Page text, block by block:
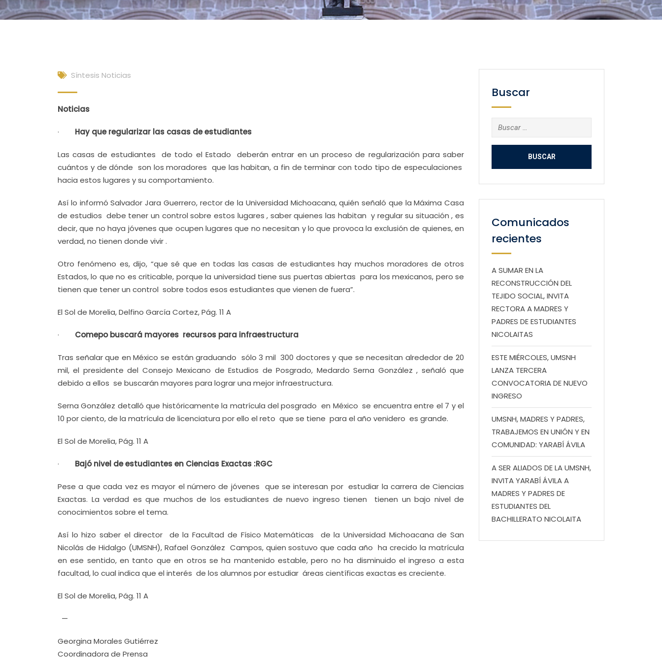
Síntesis Noticias
Noticias
· Hay que regularizar las casas de estudiantes
Las casas de estudiantes de todo el Estado deberán entrar en un proceso de regularización para saber
cuántos y de dónde son los moradores que las habitan, a fin de terminar con todo tipo de especulaciones
hacia estos lugares y su comportamiento.
Así lo informó Salvador Jara Guerrero, rector de la Universidad Michoacana, quién señaló que la Máxima Casa
de estudios debe tener un control sobre estos lugares , saber quienes las habitan y regular su situación , es
decir, que no haya jóvenes que ocupen lugares que no necesitan y lo que provoca la exclusión de quienes, en
verdad, no tienen donde vivir .
Otro fenómeno es, dijo, “que sé que en todas las casas de estudiantes hay muchos moradores de otros
Estados, lo que no es criticable, porque la universidad tiene sus puertas abiertas para los mexicanos, pero se
tienen que tener un control sobre todos esos estudiantes que vienen de fuera”.
El Sol de Morelia, Delfino García Cortez, Pág. 11 A
· Comepo buscará mayores recursos para infraestructura
Tras señalar que en México se están graduando sólo 3 mil 300 doctores y que se necesitan alrededor de 20
mil, el presidente del Consejo Mexicano de Estudios de Posgrado, Medardo Serna González , señaló que
debido a ellos se buscarán mayores para lograr una mejor infraestructura.
Serna González detalló que históricamente la matrícula del posgrado en México se encuentra entre el 7 y el
10 por ciento, de la matrícula de licenciatura por ello el reto que se tiene para el año venidero es grande.
El Sol de Morelia, Pág. 11 A
· Bajó nivel de estudiantes en Ciencias Exactas :RGC
Pese a que cada vez es mayor el número de jóvenes que se interesan por estudiar la carrera de Ciencias
Exactas. La verdad es que muchos de los estudiantes de nuevo ingreso tienen tienen un bajo nivel de
conocimientos sobre el tema.
Así lo hizo saber el director de la Facultad de Físico Matemáticas de la Universidad Michoacana de San
Nicolás de Hidalgo (UMSNH), Rafael González Campos, quien sostuvo que cada año ha crecido la matrícula
en ese sentido, en tanto que en otros se ha mantenido estable, pero no ha disminuido el ingreso a esta
facultad, lo cual indica que el interés de los alumnos por estudiar áreas científicas exactas es creciente.
El Sol de Morelia, Pág. 11 A
—
Georgina Morales Gutiérrez
Coordinadora de Prensa
Buscar
Buscar:
Comunicados
recientes
A SUMAR EN LA
RECONSTRUCCIÓN DEL
TEJIDO SOCIAL, INVITA
RECTORA A MADRES Y
PADRES DE ESTUDIANTES
NICOLAITAS
ESTE MIÉRCOLES, UMSNH
LANZA TERCERA
CONVOCATORIA DE NUEVO
INGRESO
UMSNH, MADRES Y PADRES,
TRABAJEMOS EN UNIÓN Y EN
COMUNIDAD: YARABÍ ÁVILA
A SER ALIADOS DE LA UMSNH,
INVITA YARABÍ ÁVILA A
MADRES Y PADRES DE
ESTUDIANTES DEL
BACHILLERATO NICOLAITA